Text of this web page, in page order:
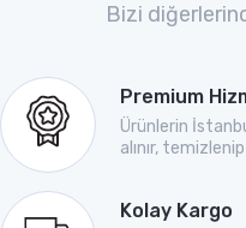
Bizi
Premium
Ürünlerin
alınır,
Kolay Kargo